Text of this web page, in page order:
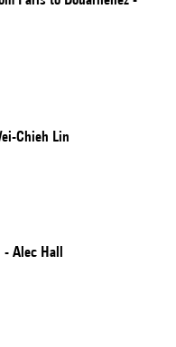
Chieh Lin
- Alec Hall